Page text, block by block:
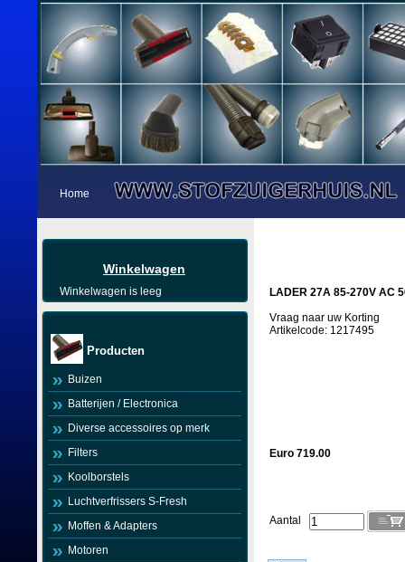
Home
Winkelwagen
Winkelwagen is leeg
Producten
Buizen
Batterijen / Electronica
Diverse accessoires op merk
Filters
Koolborstels
Luchtverfrissers S-Fresh
Moffen & Adapters
Motoren
LADER 27A 85-270V AC
Vraag naar uw Korting
Artikelcode: 1217495
Euro 719.00
Aantal